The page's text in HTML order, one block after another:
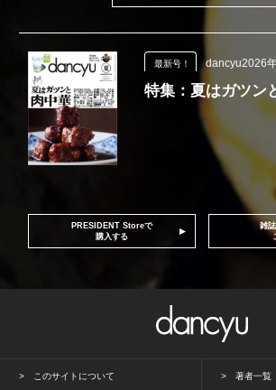
最新号！ dancyu2026
特集：夏はガツン
PRESIDENT Storeで
購入する
雑
このサイトについて 著者一覧